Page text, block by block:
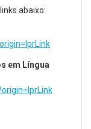
abaixo:
em Língua